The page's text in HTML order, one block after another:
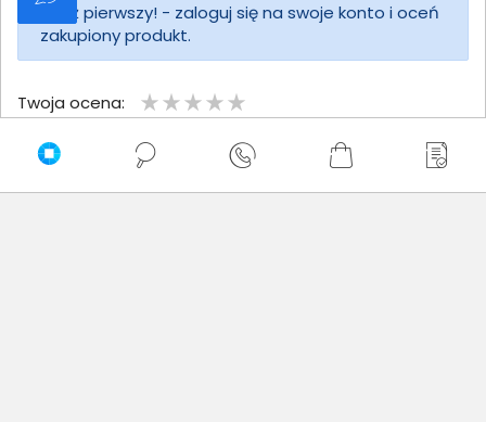
Bądź pierwszy! - zaloguj się na swoje konto i oceń
zakupiony produkt.
Twoja ocena:
Twoje imię